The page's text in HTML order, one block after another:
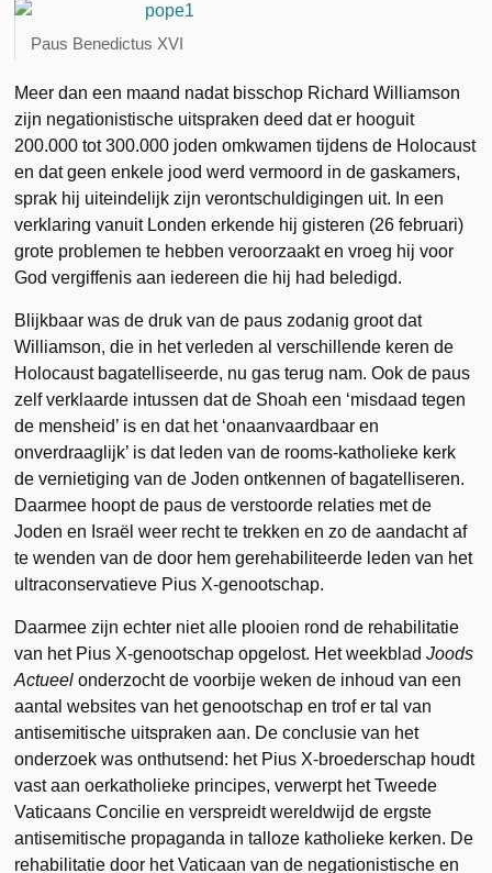
Paus Benedictus XVI
Meer dan een maand nadat bisschop Richard Williamson
zijn negationistische uitspraken deed dat er hooguit
200.000 tot 300.000 joden omkwamen tijdens de Holocaust
en dat geen enkele jood werd vermoord in de gaskamers,
sprak hij uiteindelijk zijn verontschuldigingen uit. In een
verklaring vanuit Londen erkende hij gisteren (26 februari)
grote problemen te hebben veroorzaakt en vroeg hij voor
God vergiffenis aan iedereen die hij had beledigd.
Blijkbaar was de druk van de paus zodanig groot dat
Williamson, die in het verleden al verschillende keren de
Holocaust bagatelliseerde, nu gas terug nam. Ook de paus
zelf verklaarde intussen dat de Shoah een ‘misdaad tegen
de mensheid’ is en dat het ‘onaanvaardbaar en
onverdraaglijk’ is dat leden van de rooms-katholieke kerk
de vernietiging van de Joden ontkennen of bagatelliseren.
Daarmee hoopt de paus de verstoorde relaties met de
Joden en Israël weer recht te trekken en zo de aandacht af
te wenden van de door hem gerehabiliteerde leden van het
ultraconservatieve Pius X-genootschap.
Daarmee zijn echter niet alle plooien rond de rehabilitatie
van het Pius X-genootschap opgelost. Het weekbladJoods
Actueel onderzocht de voorbije weken de inhoud van een
aantal websites van het genootschap en trof er tal van
antisemitische uitspraken aan. De conclusie van het
onderzoek was onthutsend: het Pius X-broederschap houdt
vast aan oerkatholieke principes, verwerpt het Tweede
Vaticaans Concilie en verspreidt wereldwijd de ergste
antisemitische propaganda in talloze katholieke kerken. De
rehabilitatie door het Vaticaan van de negationistische en